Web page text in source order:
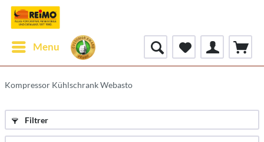
Menu
Kompressor Kühlschrank Webasto
Filtrer